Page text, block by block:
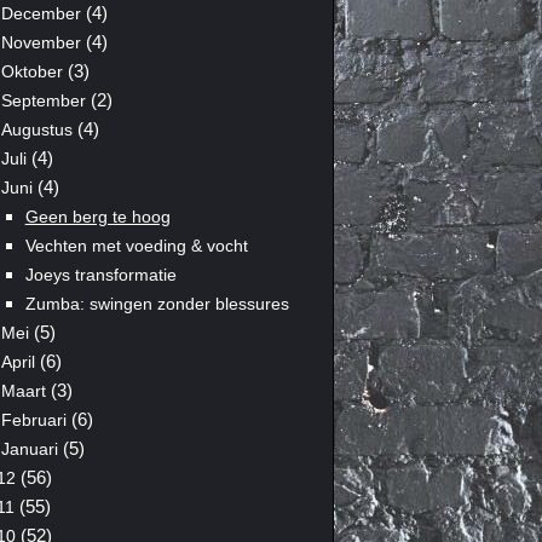
December(4)
November(4)
Oktober(3)
September(2)
Augustus(4)
Juli(4)
Juni(4)
Geen berg te hoog
Vechten met voeding & vocht
Joeys transformatie
Zumba: swingen zonder blessures
Mei(5)
April(6)
Maart(3)
Februari(6)
Januari(5)
(56)
(55)
(52)